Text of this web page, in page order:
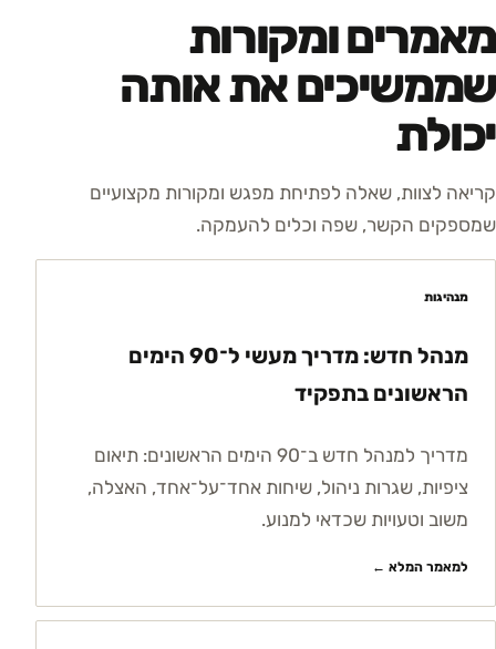
מאמרים ומקורות
שממשיכים את אותה
יכולת
קריאה לצוות, שאלה לפתיחת מפגש ומקורות מקצועיים
שמספקים הקשר, שפה וכלים להעמקה.
מנהיגות
מנהל חדש: מדריך מעשי ל־90 הימים
הראשונים בתפקיד
מדריך למנהל חדש ב־90 הימים הראשונים: תיאום
ציפיות, שגרות ניהול, שיחות אחד־על־אחד, האצלה,
משוב וטעויות שכדאי למנוע.
למאמר המלא ←